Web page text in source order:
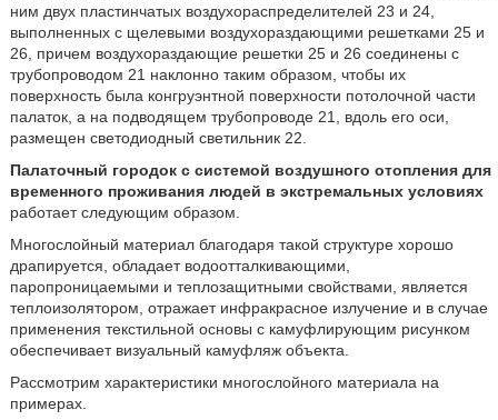
ним двух пластинчатых воздухораспределителей 23 и 24,
выполненных с щелевыми воздухораздающими решетками 25 и
26, причем воздухораздающие решетки 25 и 26 соединены с
трубопроводом 21 наклонно таким образом, чтобы их
поверхность была конгруэнтной поверхности потолочной части
палаток, а на подводящем трубопроводе 21, вдоль его оси,
размещен светодиодный светильник 22.
Палаточный городок с системой воздушного отопления для
временного проживания людей в экстремальных условиях
работает следующим образом.
Многослойный материал благодаря такой структуре хорошо
драпируется, обладает водоотталкивающими,
паропроницаемыми и теплозащитными свойствами, является
теплоизолятором, отражает инфракрасное излучение и в случае
применения текстильной основы с камуфлирующим рисунком
обеспечивает визуальный камуфляж объекта.
Рассмотрим характеристики многослойного материала на
примерах.